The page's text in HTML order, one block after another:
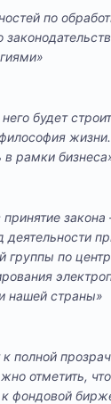
по
будет
рамки
группы по
нашей страны»
полной
отметить,
к фондовой